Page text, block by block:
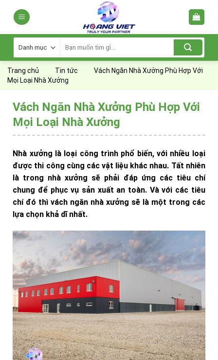
kiếm:
Trang chủ Tin tức
Vách Ngăn Nhà Xưởng Phù Hợp Với
Mọi Loại Nhà Xưởng
Vách Ngăn Nhà Xưởng Phù Hợp Với
Mọi Loại Nhà Xưởng
Nhà xưởng là loại công trình phổ biến, với nhiều loại
được thi công cùng các vật liệu khác nhau. Tất nhiên
là trong nhà xưởng sẽ phải đáp ứng các tiêu chí
chung để phục vụ sản xuất an toàn. Và với các tiêu
chí đó thì vách ngăn nhà xưởng sẽ là một trong các
lựa chọn khả dĩ nhất.